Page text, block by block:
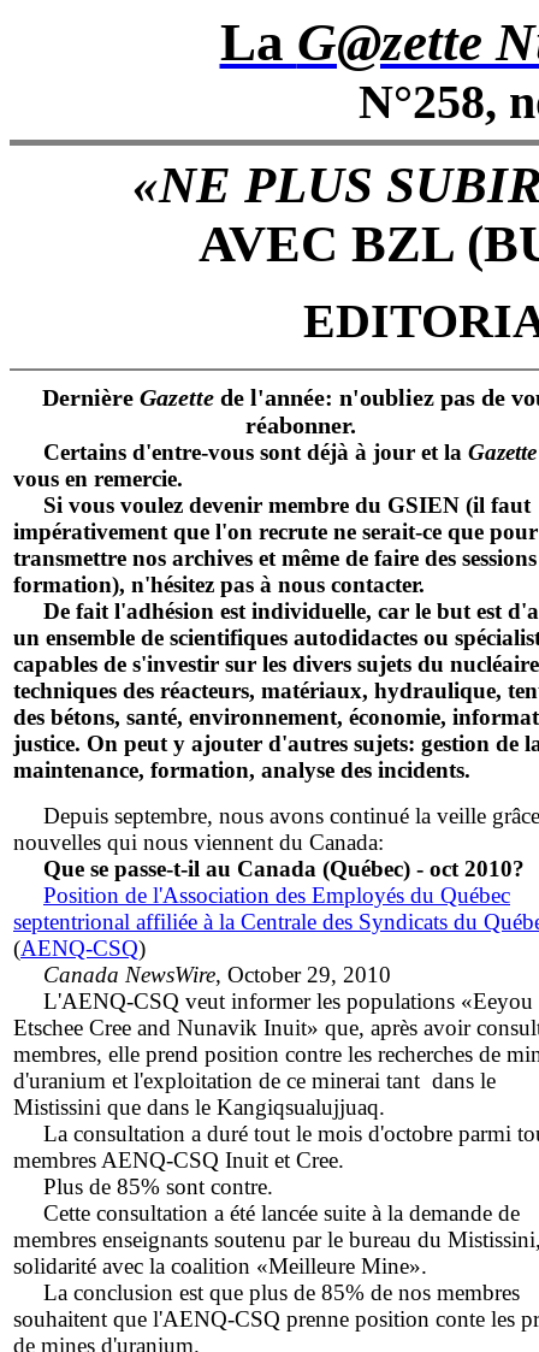
La G@zette
N°258,
«NE PLUS
AVEC BZL
Dernière Gazette de l'année: n'oubliez pas de
réabonner.
Certains d'entre-vous sont déjà à jour et la Gazette
vous en remercie.
Si vous voulez devenir membre du GSIEN (il faut
impérativement que l'on recrute ne serait-ce que pour
transmettre nos archives et même de faire des
formation), n'hésitez pas à nous contacter.
De fait l'adhésion est individuelle, car le but est
un ensemble de scientifiques autodidactes ou
capables de s'investir sur les divers sujets du
techniques des réacteurs, matériaux, hydraulique,
des bétons, santé, environnement, économie,
justice. On peut y ajouter d'autres sujets: gestion de
maintenance, formation, analyse des incidents.
Depuis septembre, nous avons continué la veille
nouvelles qui nous viennent du Canada:
Que se passe-t-il au Canada (Québec) - oct 2010?
Position de l'Association des Employés du Québec
septentrional affiliée à la Centrale des Syndicats du
(AENQ-CSQ)
Canada NewsWire, October 29, 2010
L'AENQ-CSQ veut informer les populations «Eeyou
Etschee Cree and Nunavik Inuit» que, après avoir
membres, elle prend position contre les recherches de
d'uranium et l'exploitation de ce minerai tant dans le
Mistissini que dans le Kangiqsualujjuaq.
La consultation a duré tout le mois d'octobre parmi
membres AENQ-CSQ Inuit et Cree.
Plus de 85% sont contre.
Cette consultation a été lancée suite à la demande de
membres enseignants soutenu par le bureau du
solidarité avec la coalition «Meilleure Mine».
La conclusion est que plus de 85% de nos membres
souhaitent que l'AENQ-CSQ prenne position conte les
de mines d'uranium.